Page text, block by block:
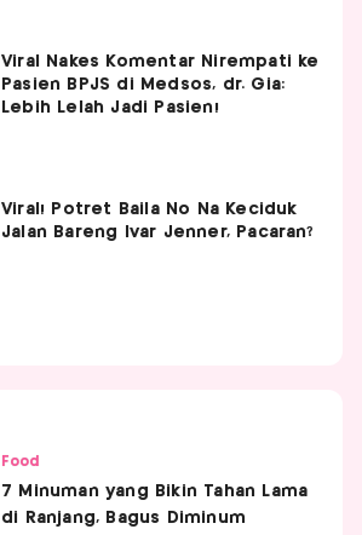
Viral Nakes Komentar Nirempati ke
Pasien BPJS di Medsos, dr. Gia:
Lebih Lelah Jadi Pasien!
Viral! Potret Baila No Na Keciduk
Jalan Bareng Ivar Jenner, Pacaran?
Food
7 Minuman yang Bikin Tahan Lama
di Ranjang, Bagus Diminum